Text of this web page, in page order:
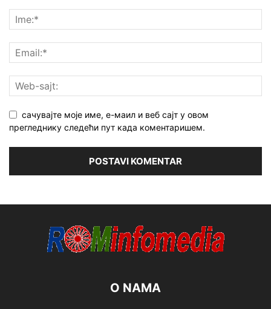
сачувајте моје име, е-маил и веб сајт у овом
прегледнику следећи пут када коментаришем.
O NAMA